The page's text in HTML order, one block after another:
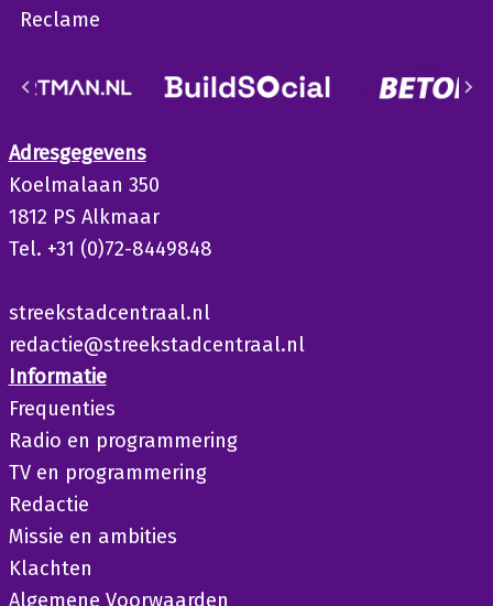
Reclame
Adresgegevens
Koelmalaan 350
1812 PS Alkmaar
Tel. +31 (0)72-8449848
streekstadcentraal.nl
redactie@streekstadcentraal.nl
Informatie
Frequenties
Radio en programmering
TV en programmering
Redactie
Missie en ambities
Klachten
Algemene Voorwaarden